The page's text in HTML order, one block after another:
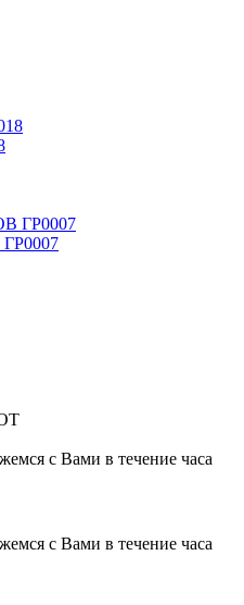
с Вами в течение часа
с Вами в течение часа